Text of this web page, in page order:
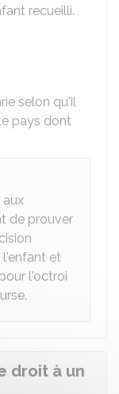
recueilli.
selon qu'il
pays dont
de prouver
l'enfant et
l'octroi
droit à un